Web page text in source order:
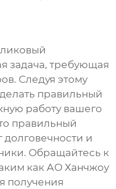
задача, требующая
Следуя этому
правильный
работу вашего
правильный
долговечности и
Обращайтесь к
какАО Ханчжоу
получения